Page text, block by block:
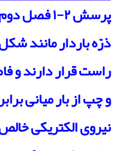
پرسش ۲-۱
ذرّه باردار مانند
راست قرار دارند و
و چپ از بار میانی
نیروی الکتریکی